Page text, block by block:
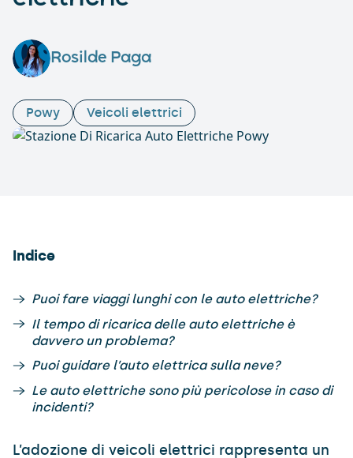
Rosilde Paga
Powy Veicoli elettrici
Indice
Puoi fare viaggi lunghi con le auto elettriche?
Il tempo di ricarica delle auto elettriche è
davvero un problema?
Puoi guidare l’auto elettrica sulla neve?
Le auto elettriche sono più pericolose in caso di
incidenti?
L’adozione di veicoli elettrici rappresenta un